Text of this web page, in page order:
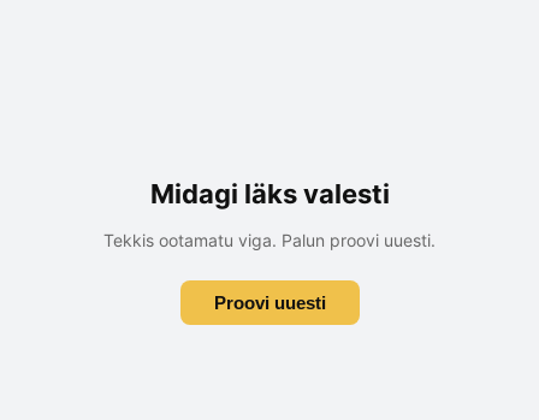
Midagi läks valesti
Tekkis ootamatu viga. Palun proovi uuesti.
Proovi uuesti